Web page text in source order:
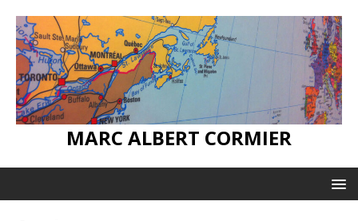
MARC ALBERT CORMIER